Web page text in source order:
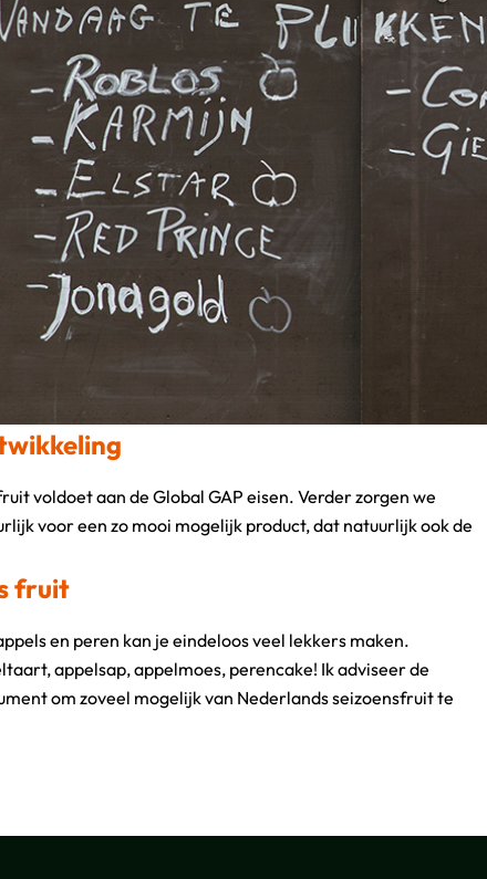
voldoet aan de Global GAP eisen. Verder zorgen we
voor een zo mooi mogelijk product, dat natuurlijk ook de
smaak heeft. Het werk wat ik doe is ontzettend veelzijdig en
fruit
en peren kan je eindeloos veel lekkers maken.
appelsap, appelmoes, perencake! Ik adviseer de
om zoveel mogelijk van Nederlands seizoensfruit te
Appels kan je het beste in de koelkast bewaren om ze zo